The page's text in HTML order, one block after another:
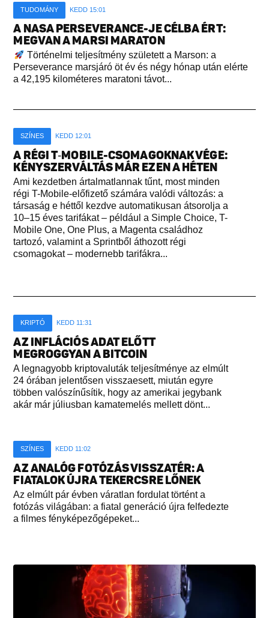
TUDOMÁNY KEDD 15:01
A NASA PERSEVERANCE-JE CÉLBA ÉRT:
MEGVAN A MARSI MARATON
Történelmi teljesítmény született a Marson: a
Perseverance marsjáró öt év és négy hónap után elérte
a 42,195 kilométeres maratoni távot...
SZÍNES KEDD 12:01
A RÉGI T‑MOBILE-CSOMAGOKNAK VÉGE:
KÉNYSZERVÁLTÁS MÁR EZEN A HÉTEN
Ami kezdetben ártalmatlannak tűnt, most minden
régi T-Mobile-előfizető számára valódi változás: a
társaság e héttől kezdve automatikusan átsorolja a
10–15 éves tarifákat – például a Simple Choice, T-
Mobile One, One Plus, a Magenta családhoz
tartozó, valamint a Sprintből áthozott régi
csomagokat – modernebb tarifákra...
KRIPTÓ KEDD 11:31
AZ INFLÁCIÓS ADAT ELŐTT
MEGROGGYAN A BITCOIN
A legnagyobb kriptovaluták teljesítménye az elmúlt
24 órában jelentősen visszaesett, miután egyre
többen valószínűsítik, hogy az amerikai jegybank
akár már júliusban kamatemelés mellett dönt...
SZÍNES KEDD 11:02
AZ ANALÓG FOTÓZÁS VISSZATÉR: A
FIATALOK ÚJRA TEKERCSRE LŐNEK
Az elmúlt pár évben váratlan fordulat történt a
fotózás világában: a fiatal generáció újra felfedezte
a filmes fényképezőgépeket...